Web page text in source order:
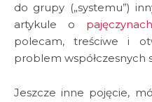
do grupy („systemu”)
artykule o
polecam, treściwe i
problem współczesnych
Jeszcze inne pojęcie,